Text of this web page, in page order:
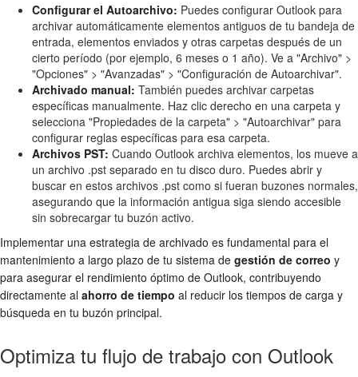
Configurar el Autoarchivo: Puedes configurar Outlook para
archivar automáticamente elementos antiguos de tu bandeja de
entrada, elementos enviados y otras carpetas después de un
cierto período (por ejemplo, 6 meses o 1 año). Ve a "Archivo" >
"Opciones" > "Avanzadas" > "Configuración de Autoarchivar".
Archivado manual: También puedes archivar carpetas
específicas manualmente. Haz clic derecho en una carpeta y
selecciona "Propiedades de la carpeta" > "Autoarchivar" para
configurar reglas específicas para esa carpeta.
Archivos PST: Cuando Outlook archiva elementos, los mueve a
un archivo .pst separado en tu disco duro. Puedes abrir y
buscar en estos archivos .pst como si fueran buzones normales,
asegurando que la información antigua siga siendo accesible
sin sobrecargar tu buzón activo.
Implementar una estrategia de archivado es fundamental para el
mantenimiento a largo plazo de tu sistema de gestión de correo y
para asegurar el rendimiento óptimo de Outlook, contribuyendo
directamente al ahorro de tiempo al reducir los tiempos de carga y
búsqueda en tu buzón principal.
Optimiza tu flujo de trabajo con Outlook